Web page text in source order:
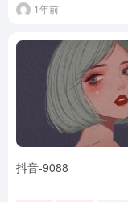
1年前
抖音-9088